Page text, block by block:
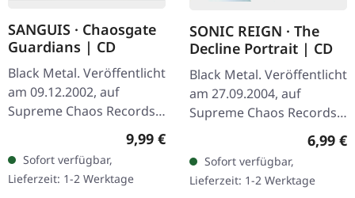
SANGUIS · Chaosgate
Guardians | CD
Black Metal. Veröffentlicht
am 09.12.2002, auf
Supreme Chaos Records.
CD im Jewelcase mit 12-
seitigem Booklet. Wenn
österreichischer Black
Metal den…
Regulärer Preis:
9,99 €
Sofort verfügbar,
Lieferzeit: 1-2 Werktage
SONIC REIGN · The
Decline Portrait | CD
Black Metal. Veröffentlicht
am 27.09.2004, auf
Supreme Chaos Records.
Booklet. Sonic Reign
entfesselt mit „The
Decline Portrait"…
6,99 €
Sofort verfügbar,
Lieferzeit: 1-2 Werktage